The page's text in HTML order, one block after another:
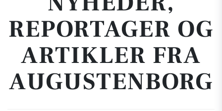
REPORTAGER OG
ARTIKLER FRA
AUGUSTENBORG